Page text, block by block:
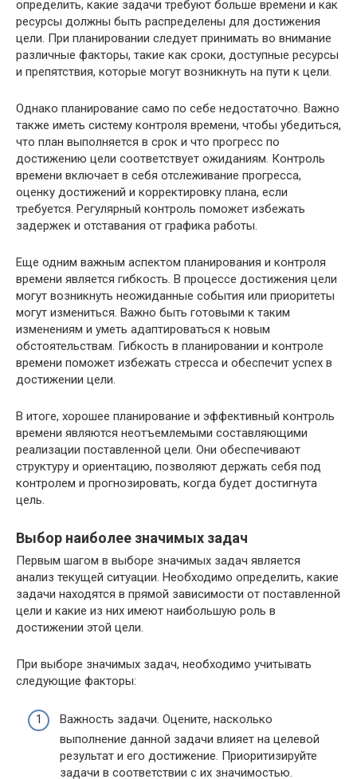
определить, какие задачи требуют больше времени и как
ресурсы должны быть распределены для достижения
цели. При планировании следует принимать во внимание
различные факторы, такие как сроки, доступные ресурсы
и препятствия, которые могут возникнуть на пути к цели.
Однако планирование само по себе недостаточно. Важно
также иметь систему контроля времени, чтобы убедиться,
что план выполняется в срок и что прогресс по
достижению цели соответствует ожиданиям. Контроль
времени включает в себя отслеживание прогресса,
оценку достижений и корректировку плана, если
требуется. Регулярный контроль поможет избежать
задержек и отставания от графика работы.
Еще одним важным аспектом планирования и контроля
времени является гибкость. В процессе достижения цели
могут возникнуть неожиданные события или приоритеты
могут измениться. Важно быть готовыми к таким
изменениям и уметь адаптироваться к новым
обстоятельствам. Гибкость в планировании и контроле
времени поможет избежать стресса и обеспечит успех в
достижении цели.
В итоге, хорошее планирование и эффективный контроль
времени являются неотъемлемыми составляющими
реализации поставленной цели. Они обеспечивают
структуру и ориентацию, позволяют держать себя под
контролем и прогнозировать, когда будет достигнута
цель.
Выбор наиболее значимых задач
Первым шагом в выборе значимых задач является
анализ текущей ситуации. Необходимо определить, какие
задачи находятся в прямой зависимости от поставленной
цели и какие из них имеют наибольшую роль в
достижении этой цели.
При выборе значимых задач, необходимо учитывать
следующие факторы:
Важность задачи. Оцените, насколько
выполнение данной задачи влияет на целевой
результат и его достижение. Приоритизируйте
задачи в соответствии с их значимостью.